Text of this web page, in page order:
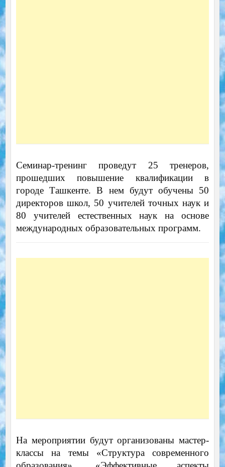
Семинар-тренинг проведут 25 тренеров,
прошедших повышение квалификации в
городе Ташкенте. В нем будут обучены 50
директоров школ, 50 учителей точных наук и
80 учителей естественных наук на основе
международных образовательных программ.
На мероприятии будут организованы мастер-
классы на темы «Cтруктура современного